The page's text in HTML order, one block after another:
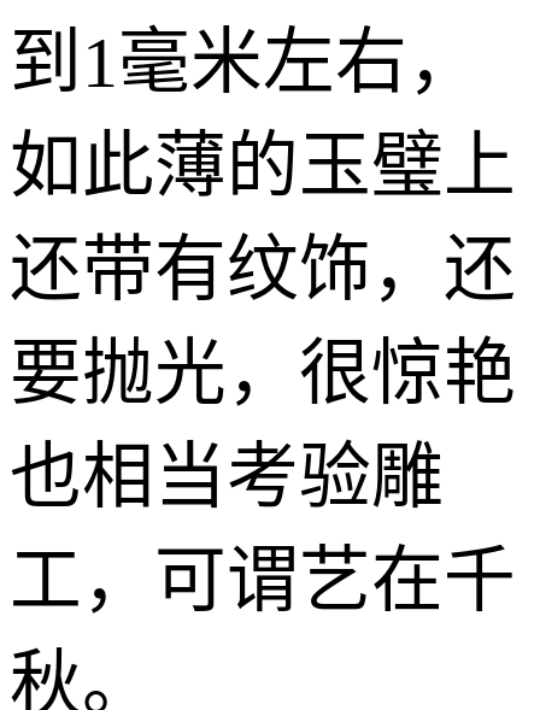
到1毫米左右，
如此薄的玉璧上
还带有纹饰，还
要抛光，很惊艳
也相当考验雕
工，可谓艺在千
秋。